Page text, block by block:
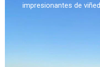
impresionantes de